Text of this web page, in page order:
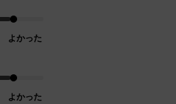
よかった
よかった